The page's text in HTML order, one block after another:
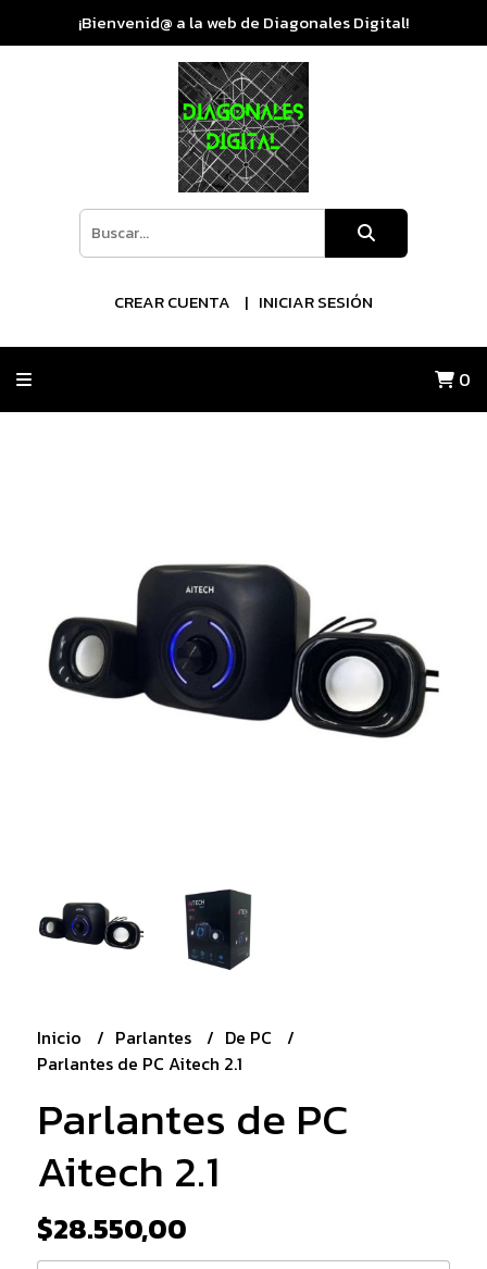
¡Bienvenid@ a la web de Diagonales Digital!
CREAR CUENTA INICIAR SESIÓN
0
Inicio Parlantes
De PC
Parlantes de PC Aitech 2.1
Parlantes de PC
Aitech 2.1
$28.550,00